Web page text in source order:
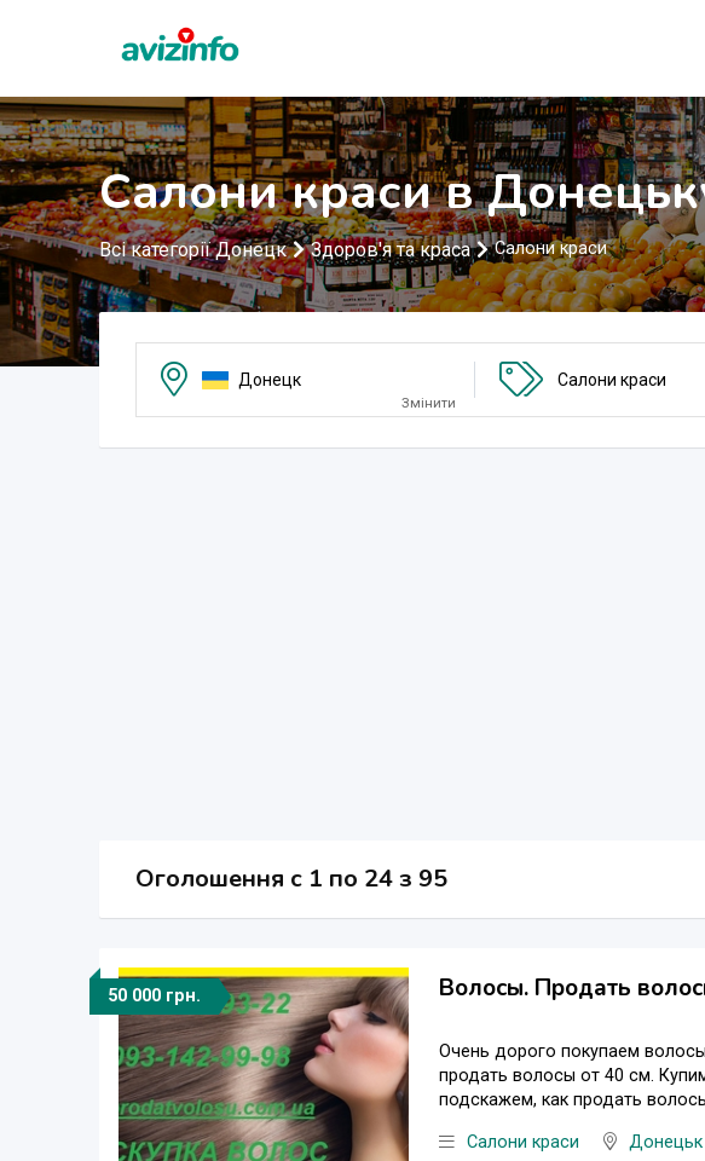
Салони краси в
Всі категорії Донецк Здоров'я та краса Салони краси
Донецк
Змінити
Салони краси
Оголошення c 1 по 24 з 95
50 000 грн. Волосы. Продать
Очень дорого покупаем
продать волосы от 40 см.
подскажем, как продать
Салони краси Донецьк